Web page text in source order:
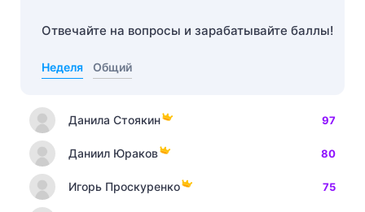
Отвечайте на вопросы и зарабатывайте баллы!
Неделя Общий
Данила Стоякин 97
Даниил Юраков 80
Игорь Проскуренко 75